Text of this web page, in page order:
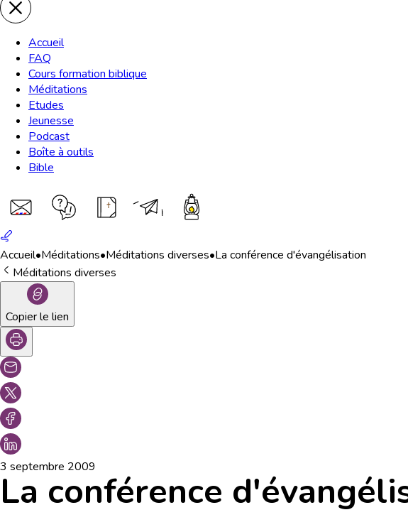
Accueil
FAQ
Cours formation biblique
Méditations
Etudes
Jeunesse
Podcast
Boîte à outils
Bible
Accueil•Méditations•Méditations diverses•La conférence d'évangélisation
Méditations diverses
Copier le lien
3 septembre 2009
La conférence